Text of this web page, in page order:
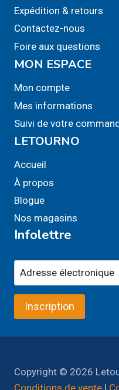
Expédition & retours
Contactez-nous
Foire aux questions
MON ESPACE
Mon compte
Mes informations
Suivi de votre
LETOURNO
Accueil
À propos
Blogue
Nos magasins
Infolettre
Inscription
Copyright © 2026